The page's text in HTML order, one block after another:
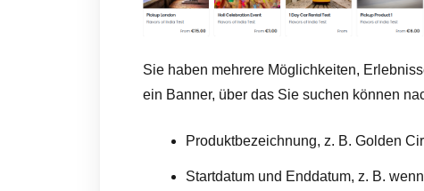
Sie haben mehrere Möglichkeiten,
ein Banner, über das Sie suchen können
Produktbezeichnung, z. B. Golden
Startdatum und Enddatum, z. B.